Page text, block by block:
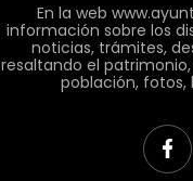
En la web
información sobre los
noticias, trámites,
resaltando el
población, fotos,